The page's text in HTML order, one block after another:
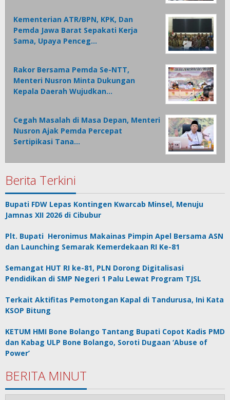
Kementerian ATR/BPN, KPK, Dan
Pemda Jawa Barat Sepakati Kerja
Sama, Upaya Penceg…
Rakor Bersama Pemda Se-NTT,
Menteri Nusron Minta Dukungan
Kepala Daerah Wujudkan…
Cegah Masalah di Masa Depan, Menteri
Nusron Ajak Pemda Percepat
Sertipikasi Tana…
Berita Terkini
Bupati FDW Lepas Kontingen Kwarcab Minsel, Menuju
Jamnas XII 2026 di Cibubur
Plt. Bupati Heronimus Makainas Pimpin Apel Bersama ASN
dan Launching Semarak Kemerdekaan RI Ke-81
Semangat HUT RI ke-81, PLN Dorong Digitalisasi
Pendidikan di SMP Negeri 1 Palu Lewat Program TJSL
Terkait Aktifitas Pemotongan Kapal di Tandurusa, Ini Kata
KSOP Bitung
KETUM HMI Bone Bolango Tantang Bupati Copot Kadis PMD
dan Kabag ULP Bone Bolango, Soroti Dugaan ‘Abuse of
Power’
BERITA MINUT